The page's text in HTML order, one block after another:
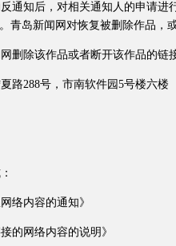
通知后，对相关通知人的申请进
青岛新闻网对恢复被删除作品，
删除该作品或者断开该作品的链
路288号，市南软件园5号楼六楼
络内容的通知》
的网络内容的说明》